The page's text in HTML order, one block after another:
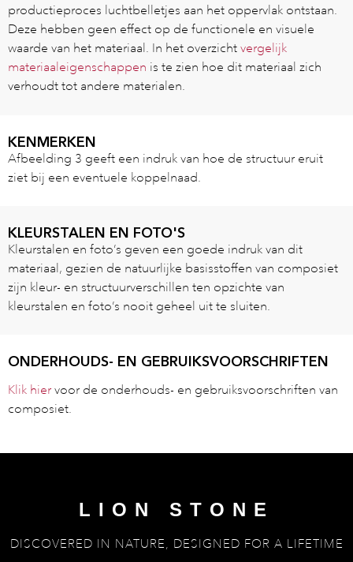
productieproces luchtbelletjes aan het oppervlak ontstaan.
Deze hebben geen effect op de functionele en visuele
waarde van het materiaal. In het overzicht vergelijk
materiaaleigenschappen is te zien hoe dit materiaal zich
verhoudt tot andere materialen.
KENMERKEN
Afbeelding 3 geeft een indruk van hoe de structuur eruit
ziet bij een eventuele koppelnaad.
KLEURSTALEN EN FOTO'S
Kleurstalen en foto’s geven een goede indruk van dit
materiaal, gezien de natuurlijke basisstoffen van composiet
zijn kleur- en structuurverschillen ten opzichte van
kleurstalen en foto’s nooit geheel uit te sluiten.
ONDERHOUDS- EN GEBRUIKSVOORSCHRIFTEN
Klik hiervoor de onderhouds- en gebruiksvoorschriften van
composiet.
LION STONE
DISCOVERED IN NATURE, DESIGNED FOR A LIFETIME